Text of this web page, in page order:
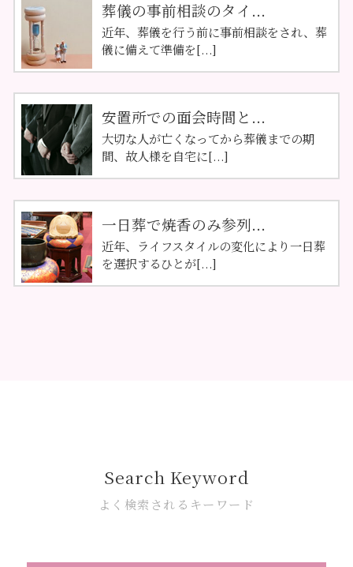
葬儀の事前相談のタイ...
近年、葬儀を行う前に事前相談をされ、葬
儀に備えて準備を[...]
安置所での面会時間と...
大切な人が亡くなってから葬儀までの期
間、故人様を自宅に[...]
一日葬で焼香のみ参列...
近年、ライフスタイルの変化により一日葬
を選択するひとが[...]
Search Keyword
よく検索されるキーワード